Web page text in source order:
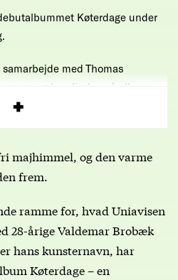
Køterdage under
med Thomas
og kan findes på alle
majhimmel, og den varme
frem.
ramme for, hvad Uniavisen
28-årige Valdemar Brobæk
hans kunsternavn, har
Køterdage – en